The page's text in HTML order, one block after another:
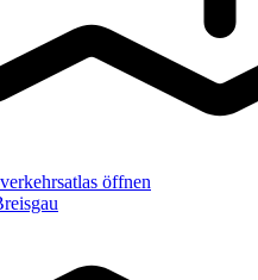
öffnen